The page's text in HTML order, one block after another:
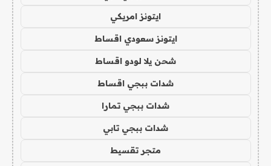
ايتونز امريكي
ايتونز سعودي اقساط
شحن يلا لودو اقساط
شدات ببجي اقساط
شدات ببجي تمارا
شدات ببجي تابي
متجر تقسيط